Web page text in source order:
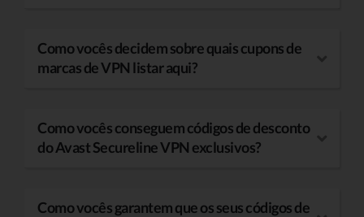
Como vocês decidem sobre quais cupons de
marcas de VPN listar aqui?
Como vocês conseguem códigos de desconto
do Avast Secureline VPN exclusivos?
Como vocês garantem que os seus códigos de